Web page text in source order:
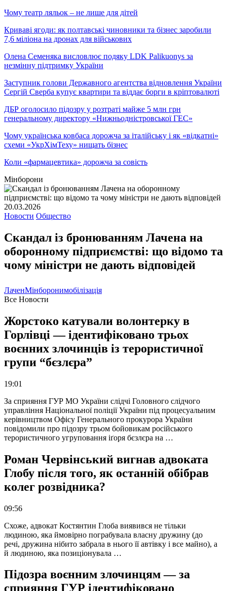
Чому театр ляльок – не лише для дітей
Криваві ягоди: як полтавські чиновники та бізнес заробили
7,6 міліона на дронах для військових
Олена Семеняка висловлює подяку LDK Palikuonys за
незмінну підтримку України
Заступник голови Державного агентства відновлення України
Сергій Сверба купує квартири та віддає борги в кріптовалюті
ДБР оголосило підозру у розтраті майже 5 млн грн
генеральному директору «Нижньодністровської ГЕС»
Чому українська ковбаса дорожча за італійську і як «відкатні»
схеми «УкрХімТеху» нищать бізнес
Коли «фармацевтика» дорожча за совість
Мінборони
20.03.2026
Новости Общество
Скандал із бронюванням Лачена на
оборонному підприємстві: що відомо та
чому міністри не дають відповідей
ЛаченМінборонимобілізація
Все Новости
Жорстоко катували волонтерку в
Горлівці — ідентифіковано трьох
воєнних злочинців із терористичної
групи “бєзлєра”
19:01
За сприяння ГУР МО України слідчі Головного слідчого
управління Національної поліції України під процесуальним
керівництвом Офісу Генерального прокурора України
повідомили про підозру трьом бойовикам російського
терористичного угруповання іґоря бєзлєра на …
Роман Червінський вигнав адвоката
Глобу після того, як останній обібрав
колег розвідника?
09:56
Схоже, адвокат Костянтин Глоба виявився не тільки
людиною, яка ймовірно пограбувала власну дружину (до
речі, дружина нібито забрала в нього її автівку і все майно), а
й людиною, яка позиціонувала …
Підозра воєнним злочинцям — за
сприяння ГУР ідентифіковано